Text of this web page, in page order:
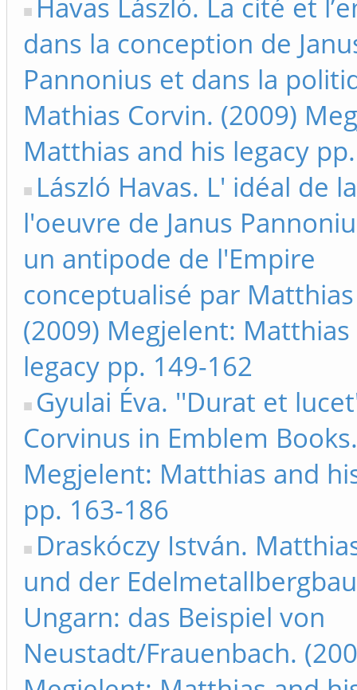
Havas László. La cité et
dans la conception de
Pannonius et dans la
Mathias Corvin. (2009)
Matthias and his legacy
László Havas. L' idéal de
l'oeuvre de Janus
un antipode de l'Empire
conceptualisé par
(2009) Megjelent:
legacy pp. 149-162
Gyulai Éva. ''Durat et
Corvinus in Emblem
Megjelent: Matthias and
pp. 163-186
Draskóczy István.
und der
Ungarn: das Beispiel von
Neustadt/Frauenbach.